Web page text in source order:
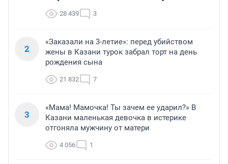
28 439 3
2
«Заказали на 3-летие»: перед убийством
жены в Казани турок забрал торт на день
рождения сына
21 832 7
3
«Мама! Мамочка! Ты зачем ее ударил?» В
Казани маленькая девочка в истерике
отгоняла мужчину от матери
4 056 1